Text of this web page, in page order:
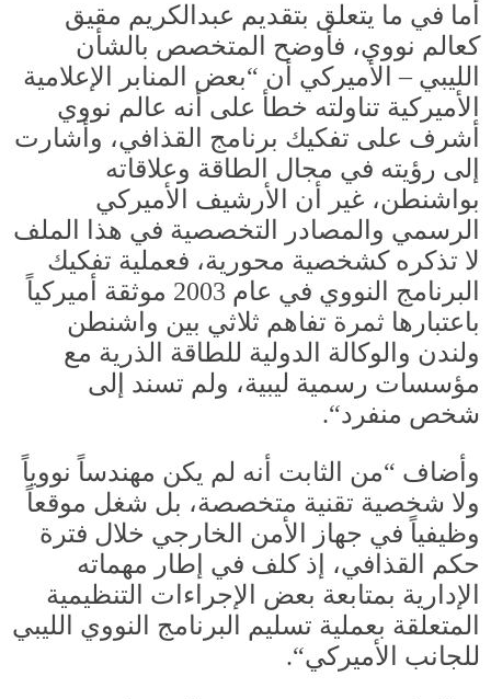
أما في ما يتعلق بتقديم عبدالكريم مقيق
كعالم نووي، فأوضح المتخصص بالشأن
الليبي– الأميركي أن “بعض المنابر الإعلامية
الأميركية تناولته خطأ على أنه عالم نووي
أشرف على تفكيك برنامج القذافي، وأشارت
إلى رؤيته في مجال الطاقة وعلاقاته
بواشنطن، غير أن الأرشيف الأميركي
الرسمي والمصادر التخصصية في هذا الملف
لا تذكره كشخصية محورية، فعملية تفكيك
البرنامج النووي في عام 2003 موثقة أميركياً
باعتبارها ثمرة تفاهم ثلاثي بين واشنطن
ولندن والوكالة الدولية للطاقة الذرية مع
مؤسسات رسمية ليبية، ولم تسند إلى
شخص منفرد“.
وأضاف “من الثابت أنه لم يكن مهندساً نووياً
ولا شخصية تقنية متخصصة، بل شغل موقعاً
وظيفياً في جهاز الأمن الخارجي خلال فترة
حكم القذافي، إذ كلف في إطار مهماته
الإدارية بمتابعة بعض الإجراءات التنظيمية
المتعلقة بعملية تسليم البرنامج النووي الليبي
للجانب الأميركي“.